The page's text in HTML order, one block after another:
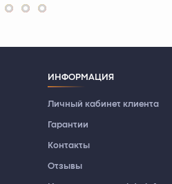
ИНФОРМАЦИЯ
Личный кабинет клиента
Гарантии
Контакты
Отзывы